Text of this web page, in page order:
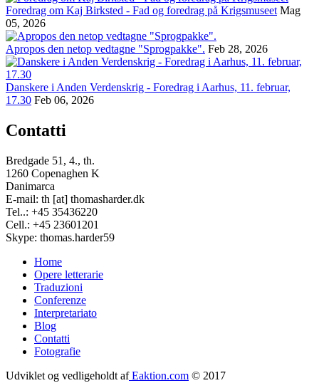
Foredrag om Kaj Birksted - Fad og foredrag på Krigsmuseet Mag
05, 2026
Apropos den netop vedtagne "Sprogpakke". Feb 28, 2026
Danskere i Anden Verdenskrig - Foredrag i Aarhus, 11. februar,
17.30 Feb 06, 2026
Contatti
Bredgade 51, 4., th.
1260 Copenaghen K
Danimarca
E-mail: th [at] thomasharder.dk
Tel..: +45 35436220
Cell.: +45 23601201
Skype: thomas.harder59
Footer
menu
Home
Opere letterarie
Traduzioni
Conferenze
Interpretariato
Blog
Contatti
Fotografie
Udviklet og vedligeholdt afEaktion.com © 2017